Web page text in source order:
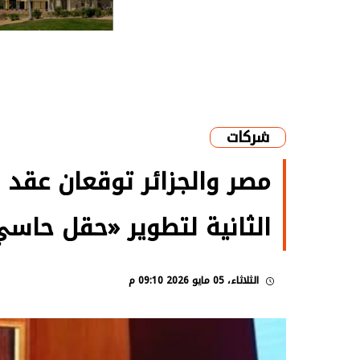
شركات
مصر والجزائر توقعان
الثانية لتطوير «حقل
الثلاثاء، 05 مايو 2026 09:10 م